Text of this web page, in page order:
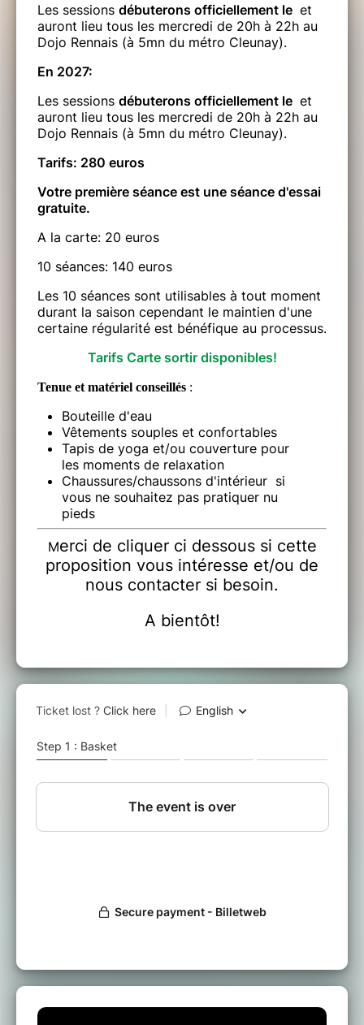
Les sessions débuterons officiellement le et
auront lieu tous les mercredi de 20h à 22h au
Dojo Rennais (à 5mn du métro Cleunay).
En 2027:
Les sessions débuterons officiellement le et
auront lieu tous les mercredi de 20h à 22h au
Dojo Rennais (à 5mn du métro Cleunay).
Tarifs: 280 euros
Votre première séance est une séance d'essai
gratuite.
A la carte: 20 euros
10 séances: 140 euros
Les 10 séances sont utilisables à tout moment
durant la saison cependant le maintien d'une
certaine régularité est bénéfique au processus.
Tarifs Carte sortir disponibles!
Tenue et matériel conseillés :
Bouteille d'eau
Vêtements souples et confortables
Tapis de yoga et/ou couverture pour
les moments de relaxation
Chaussures/chaussons d'intérieur si
vous ne souhaitez pas pratiquer nu
pieds
Merci de cliquer ci dessous si cette
proposition vous intéresse et/ou de
nous contacter si besoin.
A bientôt!